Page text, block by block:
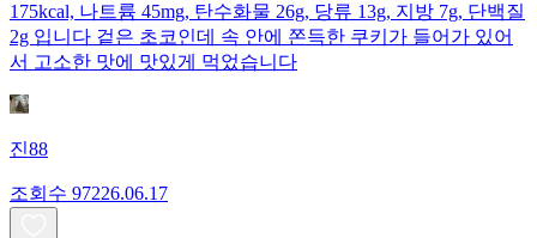
175kcal, 나트륨 45mg, 탄수화물 26g, 당류 13g, 지방 7g, 단백질
2g 입니다 겉은 초코인데 속 안에 쫀득한 쿠키가 들어가 있어
서 고소한 맛에 맛있게 먹었습니다
진88
조회수 97226.06.17